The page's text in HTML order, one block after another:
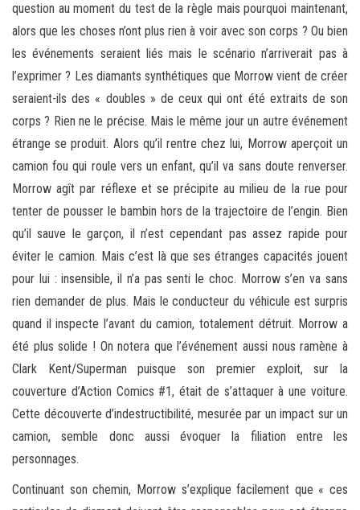
question au moment du test de la règle mais pourquoi maintenant,
alors que les choses n’ont plus rien à voir avec son corps ? Ou bien
les événements seraient liés mais le scénario n’arriverait pas à
l’exprimer ? Les diamants synthétiques que Morrow vient de créer
seraient-ils des « doubles » de ceux qui ont été extraits de son
corps ? Rien ne le précise. Mais le même jour un autre événement
étrange se produit. Alors qu’il rentre chez lui, Morrow aperçoit un
camion fou qui roule vers un enfant, qu’il va sans doute renverser.
Morrow agît par réflexe et se précipite au milieu de la rue pour
tenter de pousser le bambin hors de la trajectoire de l’engin. Bien
qu’il sauve le garçon, il n’est cependant pas assez rapide pour
éviter le camion. Mais c’est là que ses étranges capacités jouent
pour lui : insensible, il n’a pas senti le choc. Morrow s’en va sans
rien demander de plus. Mais le conducteur du véhicule est surpris
quand il inspecte l’avant du camion, totalement détruit. Morrow a
été plus solide ! On notera que l’événement aussi nous ramène à
Clark Kent/Superman puisque son premier exploit, sur la
couverture d’Action Comics #1, était de s’attaquer à une voiture.
Cette découverte d’indestructibilité, mesurée par un impact sur un
camion, semble donc aussi évoquer la filiation entre les
personnages.
Continuant son chemin, Morrow s’explique facilement que « ces